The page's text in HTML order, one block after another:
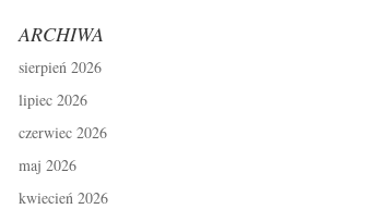
ARCHIWA
sierpień 2026
lipiec 2026
czerwiec 2026
maj 2026
kwiecień 2026